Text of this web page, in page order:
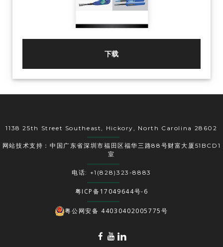
下载
1138 25th Street Southeast, Hickory, North Carolina 28602
网站技术支持：中国广东省深圳市福田区福华三路88号财富大厦51BCD1
室
电话: +1(828)323-8883
粤ICP备17049644号-6
粤公网安备 44030402005775号